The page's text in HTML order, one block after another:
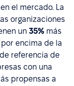
el mercado. La
organizaciones
un 35% más
encima de la
referencia de
con una
propensas a